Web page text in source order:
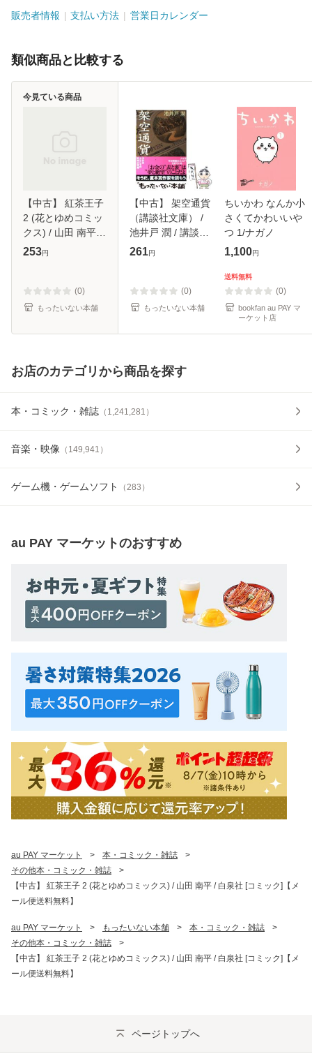
販売者情報 支払い方法 営業日カレンダー
類似商品と比較する
【中古】 紅茶王子
2 (花とゆめコミッ
クス) / 山田 南平 /
白泉社 [コミック]
253円
(0)
もったいない本舗
今見ている商品
【中古】 架空通貨
（講談社文庫） /
池井戸 潤 / 講談社
[文庫]【メール便送
261円
(0)
もったいない本舗
ちいかわ なんか小
さくてかわいいや
つ 1/ナガノ
1,100円
送料無料
(0)
bookfan au PAY マ
ーケット店
お店のカテゴリから商品を探す
本・コミック・雑誌 （ 1,241,281 ）
音楽・映像 （ 149,941 ）
ゲーム機・ゲームソフト （283 ）
au PAY マーケットのおすすめ
au PAY マーケット > 本・コミック・雑誌
>
その他本・コミック・雑誌
>
【中古】 紅茶王子 2 (花とゆめコミックス) / 山田 南平 / 白泉社 [コミック]【メ
ール便送料無料】
au PAY マーケット > もったいない本舗 > 本・コミック・雑誌
>
その他本・コミック・雑誌
>
【中古】 紅茶王子 2 (花とゆめコミックス) / 山田 南平 / 白泉社 [コミック]【メ
ール便送料無料】
ページトップへ